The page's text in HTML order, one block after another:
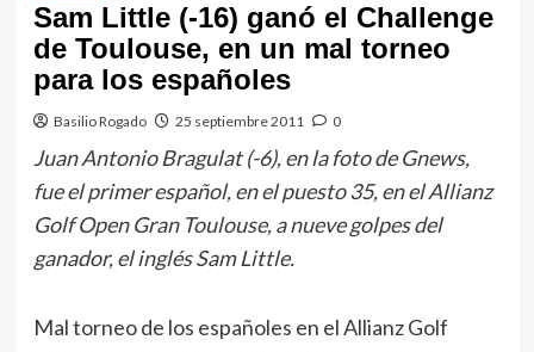
Sam Little (-16) ganó el Challenge
de Toulouse, en un mal torneo
para los españoles
Basilio Rogado 25 septiembre 2011 0
Juan Antonio Bragulat (-6), en la foto de Gnews,
fue el primer español, en el puesto 35, en el Allianz
Golf Open Gran Toulouse, a nueve golpes del
ganador, el inglés Sam Little.
Mal torneo de los españoles en el Allianz Golf